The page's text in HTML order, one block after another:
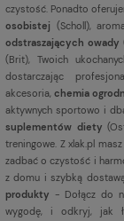
czystość. Ponadto
osobistej (Scholl),
odstraszających owady
(Brit), Twoich
dostarczając
akcesoria,chemia
aktywnych sportowo i
suplementów diety
treningowe. Z xlak.pl
zadbać o czystość i
z domu i szybką
produkty - Dołącz do
wygodę, i odkryj, jak